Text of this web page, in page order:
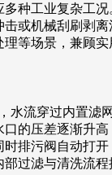
种工业复杂工
或机械刮刷剥
等场景，兼顾实
水流穿过内置滤
的压差逐渐升
排污阀自动打
过滤与清洗流